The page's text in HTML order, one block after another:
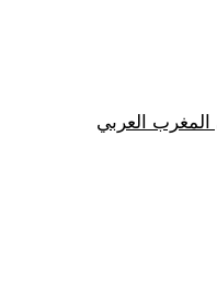
المغرب العربي